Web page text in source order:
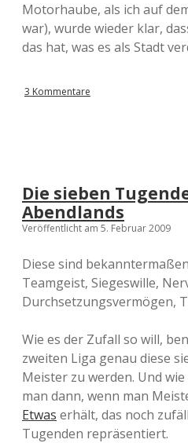
Motorhaube, als ich auf
war), wurde wieder klar,
das hat, was es als Stadt
3 Kommentare
Die sieben
Abendlands
Veröffentlicht am 5. Februar 2009
Diese sind
Teamgeist, Siegeswille,
Durchsetzungsvermögen,
Wie es der Zufall so will,
zweiten Liga genau diese
Meister zu werden. Und
man dann, wenn man
Etwas erhält, das noch
Tugenden repräsentiert.